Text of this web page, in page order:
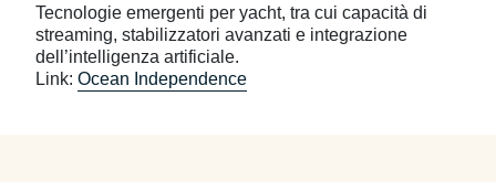
Tecnologie emergenti per yacht, tra cui capacità di
streaming, stabilizzatori avanzati e integrazione
dell’intelligenza artificiale.
Link: Ocean Independence